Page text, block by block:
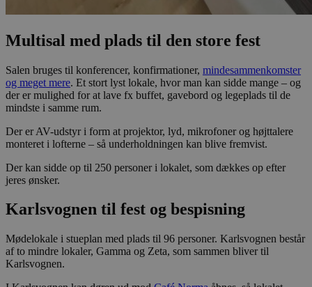
Multisal med plads til den store fest
Salen bruges til konferencer, konfirmationer, mindesammenkomster
og meget mere. Et stort lyst lokale, hvor man kan sidde mange – og
der er mulighed for at lave fx buffet, gavebord og legeplads til de
mindste i samme rum.
Der er AV-udstyr i form at projektor, lyd, mikrofoner og højttalere
monteret i lofterne – så underholdningen kan blive fremvist.
Der kan sidde op til 250 personer i lokalet, som dækkes op efter
jeres ønsker.
Karlsvognen til fest og bespisning
Mødelokale i stueplan med plads til 96 personer. Karlsvognen består
af to mindre lokaler, Gamma og Zeta, som sammen bliver til
Karlsvognen.